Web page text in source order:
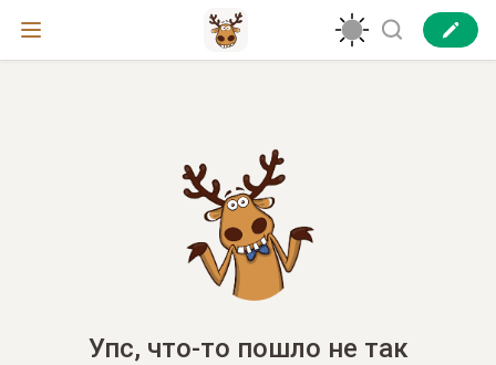
Упс, что-то пошло не так